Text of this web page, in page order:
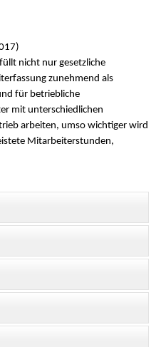
nicht nur gesetzliche
zunehmend als
für betriebliche
mit unterschiedlichen
arbeiten, umso wichtiger wird
Mitarbeiterstunden,